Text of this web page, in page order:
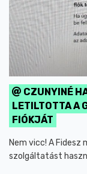
CZUNYINÉ
LETILTOTTA A
FIÓKJÁT
Nem vicc! A Fidesz
szolgáltatást